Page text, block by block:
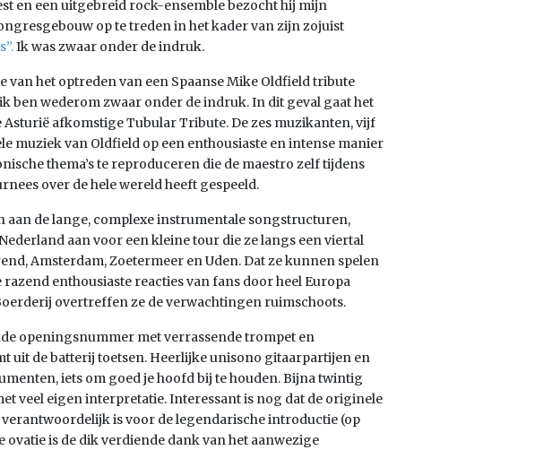
en een uitgebreid rock-ensemble bezocht hij mijn
op te treden in het kader van zijn zojuist
Ik was zwaar onder de indruk.
van het optreden van een Spaanse Mike Oldfield tribute
ben wederom zwaar onder de indruk. In dit geval gaat het
afkomstige Tubular Tribute. De zes muzikanten, vijf
muziek van Oldfield op een enthousiaste en intense manier
thema’s te reproduceren die de maestro zelf tijdens
over de hele wereld heeft gespeeld.
aan de lange, complexe instrumentale songstructuren,
aan voor een kleine tour die ze langs een viertal
Amsterdam, Zoetermeer en Uden. Dat ze kunnen spelen
razend enthousiaste reacties van fans door heel Europa
overtreffen ze de verwachtingen ruimschoots.
openingsnummer met verrassende trompet en
uit de batterij toetsen. Heerlijke unisono gitaarpartijen en
iets om goed je hoofd bij te houden. Bijna twintig
veel eigen interpretatie. Interessant is nog dat de originele
is voor de legendarische introductie (op
ovatie is de dik verdiende dank van het aanwezige